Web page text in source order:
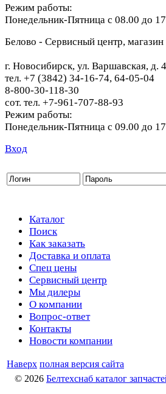
Режим работы:
Понедельник-Пятница с 08.00 до
Белово - Сервисный центр, магазин
г. Новосибирск, ул. Варшавская, д. 4
тел. +7 (3842) 34-16-74, 64-05-04
8-800-30-118-30
сот. тел. +7-961-707-88-93
Режим работы:
Понедельник-Пятница с 09.00 до
Вход
Каталог
Поиск
Как заказать
Доставка и оплата
Спец цены
Сервисный центр
Мы дилеры
О компании
Вопрос-ответ
Контакты
Новости компании
Наверх полная версия сайта
© 2026 Белтехснаб каталог